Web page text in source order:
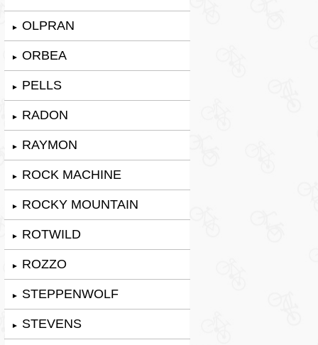
► OLPRAN
► ORBEA
► PELLS
► RADON
► RAYMON
► ROCK MACHINE
► ROCKY MOUNTAIN
► ROTWILD
► ROZZO
► STEPPENWOLF
► STEVENS